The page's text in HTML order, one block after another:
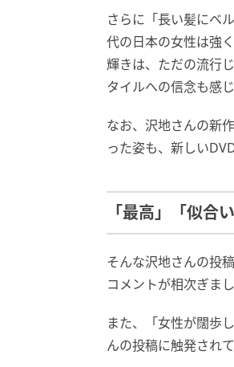
さらに「長い髪にベ
代の日本の女性は強
輝きは、ただの流行
タイルへの信念も感じ
なお、沢地さんの新
った姿も、新しい
「最高」「似合
そんな沢地さんの投
コメントが相次ぎまし
また、「女性が闊歩
んの投稿に触発され